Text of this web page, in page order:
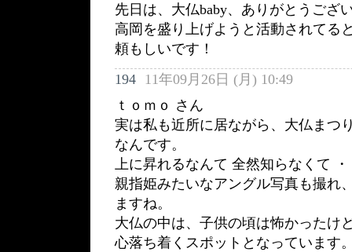
先日は、大仏baby、ありがとうござ
高岡を盛り上げようと活動されてる
頼もしいです！
194
11年09月26日 (月) 10:49
ｔｏｍｏ さん
実は私も近所に居ながら、大仏まつ
なんです。
上に昇れるなんて 全然知らなくて
親指姫みたいなアングル写真も撮れ
ますね。
大仏の中は、子供の頃は怖かったけ
心落ち着くスポットとなっています